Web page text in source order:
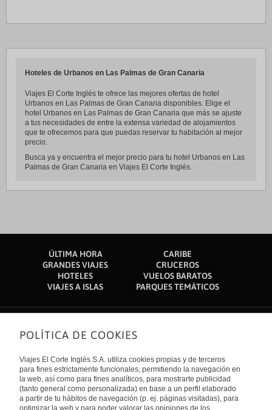
Hoteles de Urbanos en Las Palmas de Gran Canaria
Viajes El Corte Inglés te ofrece las mejores ofertas de hotel
Urbanos en Las Palmas de Gran Canaria disponibles. Elige el
hotel Urbanos en Las Palmas de Gran Canaria que más se ajuste
a tus necesidades de entre la extensa variedad de alojamientos
que te ofrecemos para que puedas reservar tu habitación al mejor
precio.
Busca ya y encuentra el mejor precio para tu hotel Urbanos en Las
Palmas de Gran Canaria en Viajes El Corte Inglés.
ÚLTIMA HORA
CARIBE
GRANDES VIAJES
CRUCEROS
HOTELES
VUELOS BARATOS
VIAJES A ISLAS
PARQUES TEMÁTICOS
Sobre nosotros
Quiénes somos
Financiación
Sostenibilidad
Turismo accesible
Tarjeta El Corte Inglés
Trabaja con nosotros
Enlaces de interés
Guías de viaje
Catálogos
Internacional
POLÍTICA DE COOKIES
Viajes El Corte Inglés S.A. utiliza cookies propias y de terceros
para fines estrictamente funcionales, permitiendo la navegación en
la web, así como para fines analíticos, para mostrarte publicidad
(tanto general como personalizada) en base a un perfil elaborado
a partir de tu hábitos de navegación (p. ej. páginas visitadas), para
optimizar la web y para poder valorar las opiniones de los